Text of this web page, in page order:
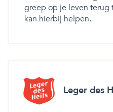
greep op je leven terug
kan hierbij helpen.
Leger des